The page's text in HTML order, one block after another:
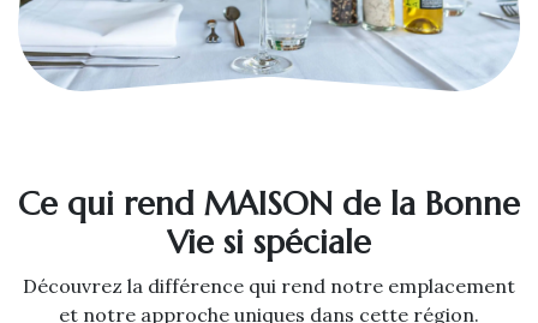
Ce qui rend MAISON de la Bonne
Vie si spéciale
Découvrez la différence qui rend notre emplacement
et notre approche uniques dans cette région.